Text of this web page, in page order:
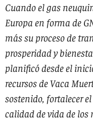
Cuando el gas
Europa en forma de
más su proceso de
prosperidad y
planificó desde el
recursos de Vaca
sostenido, fortalecer
calidad de vida de los